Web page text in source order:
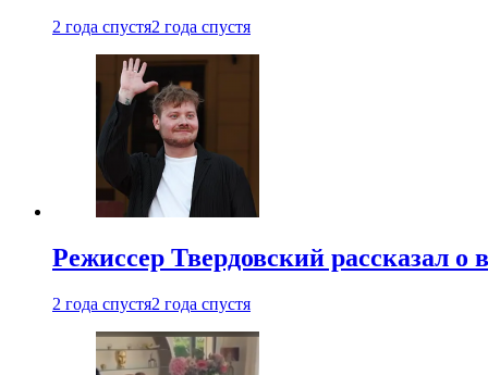
2 года спустя2 года спустя
Режиссер Твердовский рассказал
2 года спустя2 года спустя